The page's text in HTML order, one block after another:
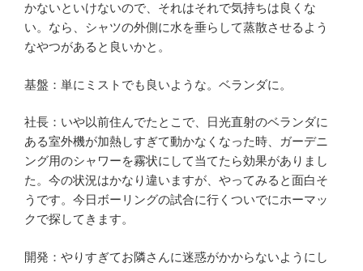
かないといけないので、それはそれで気持ちは良くな
い。なら、シャツの外側に水を垂らして蒸散させるよう
なやつがあると良いかと。
基盤：単にミストでも良いような。ベランダに。
社長：いや以前住んでたとこで、日光直射のベランダに
ある室外機が加熱しすぎて動かなくなった時、ガーデニ
ング用のシャワーを霧状にして当てたら効果がありまし
た。今の状況はかなり違いますが、やってみると面白そ
うです。今日ボーリングの試合に行くついでにホーマッ
クで探してきます。
開発：やりすぎてお隣さんに迷惑がかからないようにし